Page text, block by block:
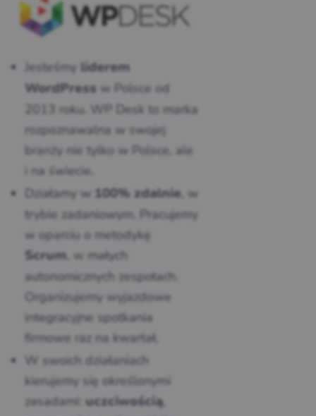
Jesteśmy
liderem
WordPress w Polsce od
2013 roku. WP Desk to marka
rozpoznawalna w swojej
branży nie tylko w Polsce, ale
i na świecie.
Działamy w
100% zdalnie
, w
trybie zadaniowym. Pracujemy
w oparciu o metodykę
Scrum
, w małych
autonomicznych zespołach.
Organizujemy wyjazdowe
integracyjne spotkania
firmowe raz na kwartał.
W swoich działaniach
kierujemy się określonymi
zasadami:
uczciwością,